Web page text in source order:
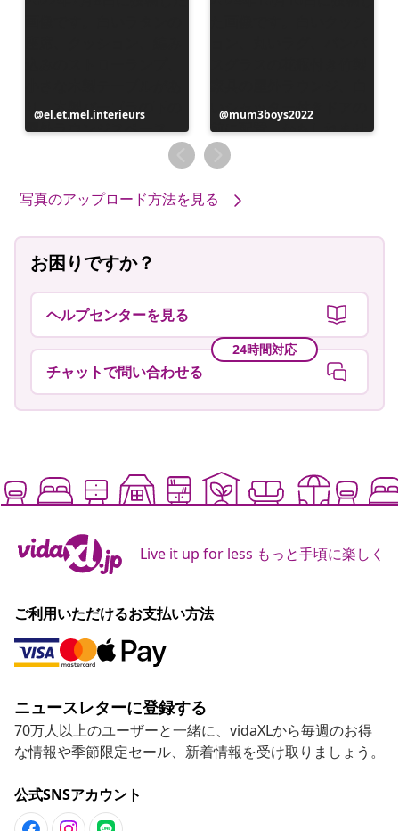
投
稿
el.et.mel.interieurs
投
稿
者
mum3boys2022
写真のアップロード方法を見る
お困りですか？
ヘルプセンターを見る
24時間対応
チャットで問い合わせる
Live it up for less もっと手頃に楽しく
ご利用いただけるお支払い方法
ニュースレターに登録する
70万人以上のユーザーと一緒に、vidaXLから毎週のお得
な情報や季節限定セール、新着情報を受け取りましょう。
公式SNSアカウント